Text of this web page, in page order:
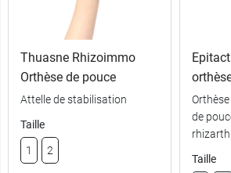
Thuasne Rhizoimmo
Orthèse de pouce
Attelle de stabilisation
Taille
1 2
de
Taille